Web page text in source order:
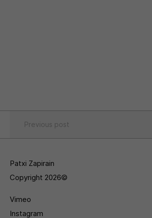
Previous post
Patxi Zapirain
Copyright 2026©
Vimeo
Instagram